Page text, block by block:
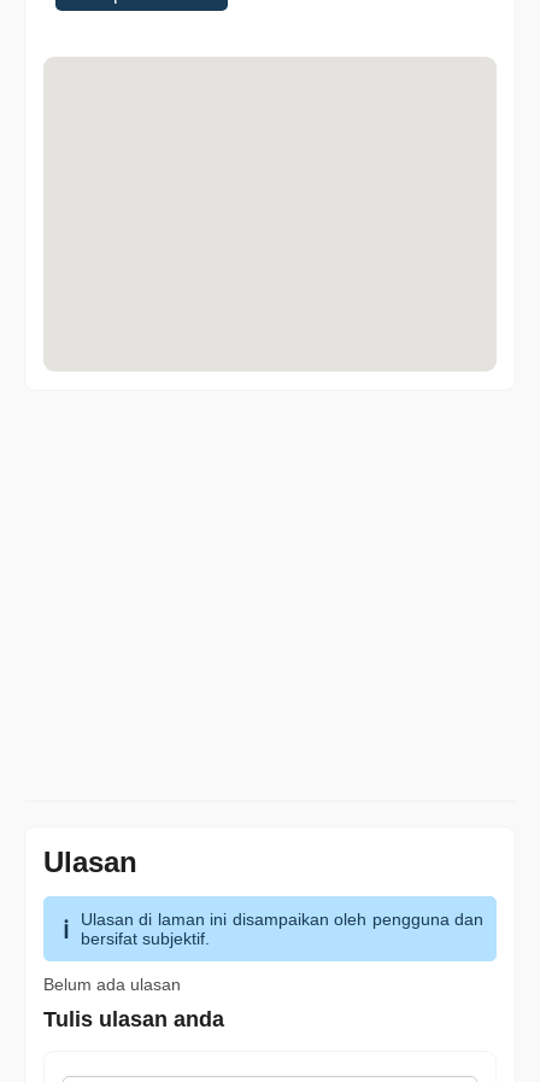
Ulasan
Ulasan di laman ini disampaikan oleh pengguna dan
bersifat subjektif.
Belum ada ulasan
Tulis ulasan anda